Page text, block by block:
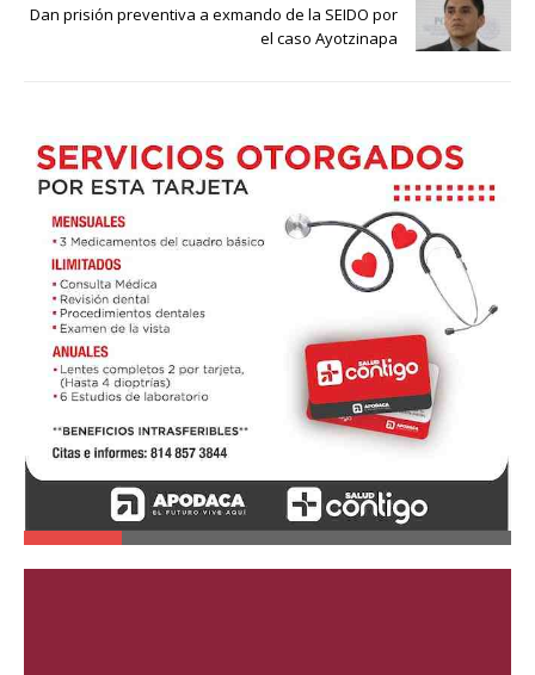
Dan prisión preventiva a exmando de la SEIDO por
el caso Ayotzinapa